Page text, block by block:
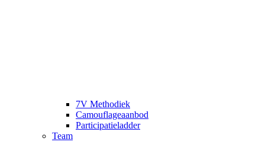
7V Methodiek
Camouflageaanbod
Participatieladder
Team